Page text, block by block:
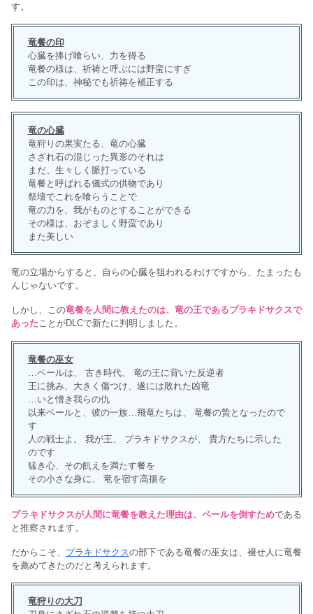
す。
竜餐の印
心臓を捧げ喰らい、力を得る
竜餐の様は、祈祷と呼ぶには野蛮にすぎ
この印は、神秘でも祈祷を補正する
竜の心臓
竜狩りの果実たる、竜の心臓
さざれ石の混じった異形のそれは
まだ、生々しく脈打っている
竜餐と呼ばれる儀式の供物であり
祭壇でこれを喰らうことで
竜の力を、我がものとすることができる
その様は、おぞましく野蛮であり
また美しい
竜の立場からすると、自らの心臓を狙われるわけですから、たまったも
んじゃないです。
しかし、この竜餐を人間に教えたのは、竜の王であるプラキドサクスで
あった ことがDLCで新たに判明しました。
竜餐の巫女
…ベールは、 古き時代、 竜の王に背いた反逆者
王に挑み、大きく傷つけ、遂には敗れた凶竜
…いと憎き我らの仇
以来ベールと、彼の一族…飛竜たちは、 竜餐の贄となったので
す
人の戦士よ。 我が王、 プラキドサクスが、 貴方たちに示した
のです
猛き心、その飢えを満たす餐を
その小さな身に、 竜を宿す高揚を
プラキドサクスが人間に竜餐を教えた理由は、ベールを倒すためである
と推察されます。
だからこそ、 プラキドサクスの部下である竜餐の巫女は、褪せ人に竜餐
を薦めてきたのだと考えられます。
竜狩りの大刀